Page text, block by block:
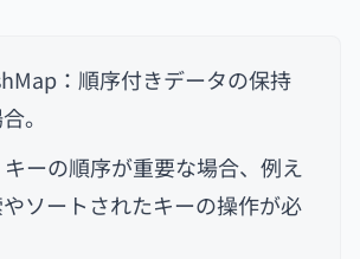
：順序付きデータの保持
。
ーの順序が重要な場合、例え
ソートされたキーの操作が必